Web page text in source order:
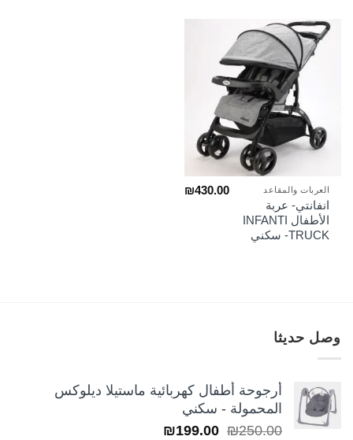
العربات والمقاعد
انفانتي- عربة
الأطفال INFANTI
TRUCK- سكني
₪430.00
وصل حديثا
أرجوحة أطفال كهربائية ماستيلا ديلوكس
المحمولة - سكني
₪250.00
السعر ₪199.00